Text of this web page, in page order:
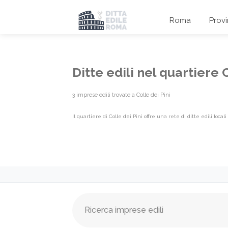
Roma
Ditte edili nel quartiere
3 imprese edili trovate a Colle dei Pini
Il quartiere di Colle dei Pini offre una rete di ditte edili locali